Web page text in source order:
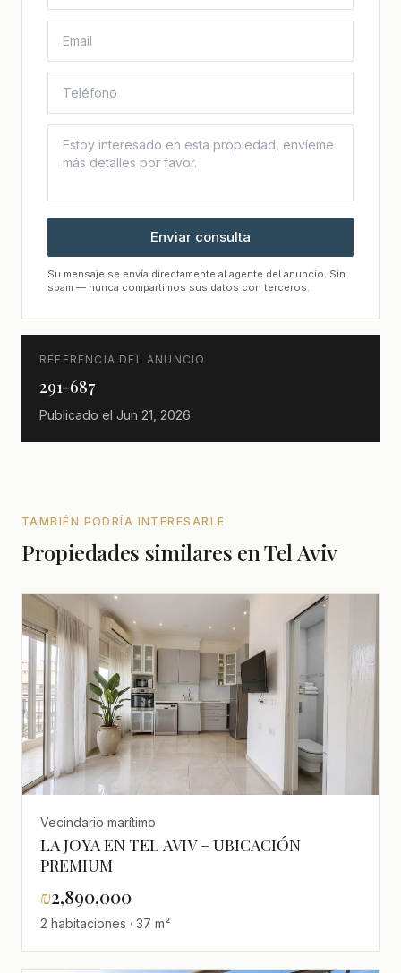
Enviar consulta
Su mensaje se envía directamente al agente del anuncio. Sin
spam — nunca compartimos sus datos con terceros.
REFERENCIA DEL ANUNCIO
291-687
Publicado el Jun 21, 2026
TAMBIÉN PODRÍA INTERESARLE
Propiedades similares en Tel Aviv
Vecindario marítimo
LA JOYA EN TEL AVIV – UBICACIÓN
PREMIUM
₪2,890,000
2 habitaciones · 37 m²